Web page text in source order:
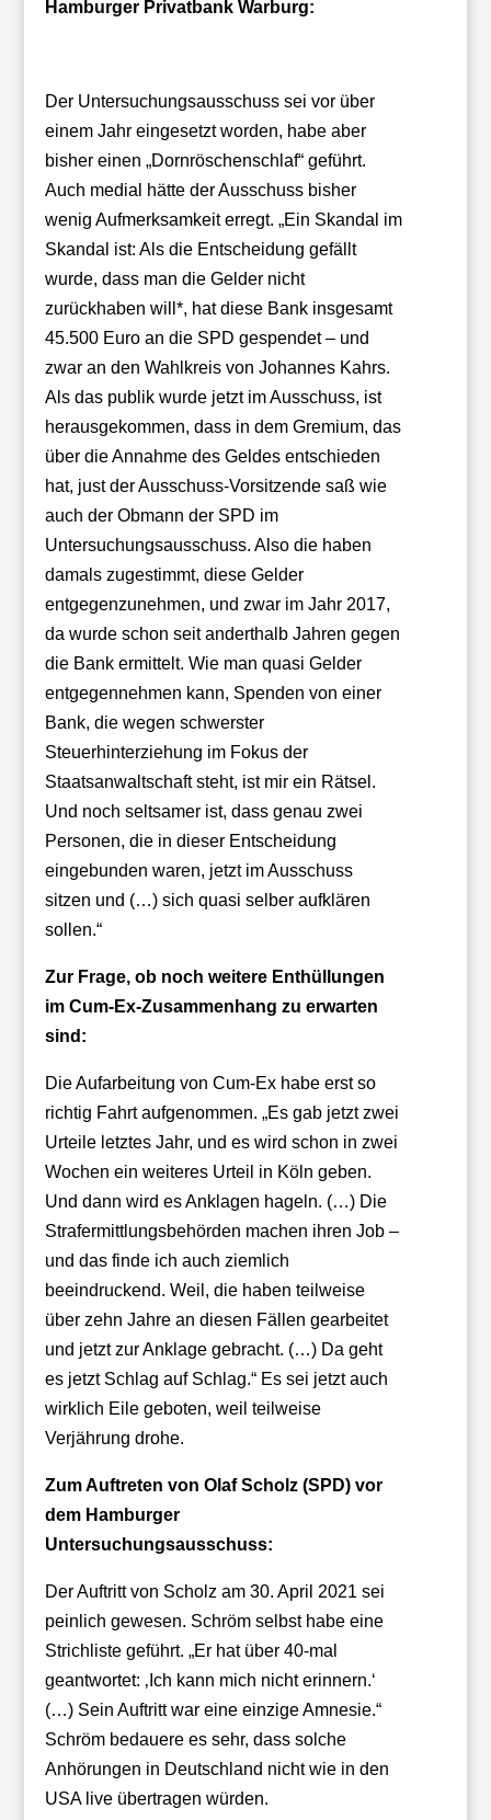
Hamburger Privatbank Warburg:
Der Untersuchungsausschuss sei vor über
einem Jahr eingesetzt worden, habe aber
bisher einen „Dornröschenschlaf“ geführt.
Auch medial hätte der Ausschuss bisher
wenig Aufmerksamkeit erregt. „Ein Skandal im
Skandal ist: Als die Entscheidung gefällt
wurde, dass man die Gelder nicht
zurückhaben will*, hat diese Bank insgesamt
45.500 Euro an die SPD gespendet – und
zwar an den Wahlkreis von Johannes Kahrs.
Als das publik wurde jetzt im Ausschuss, ist
herausgekommen, dass in dem Gremium, das
über die Annahme des Geldes entschieden
hat, just der Ausschuss-Vorsitzende saß wie
auch der Obmann der SPD im
Untersuchungsausschuss. Also die haben
damals zugestimmt, diese Gelder
entgegenzunehmen, und zwar im Jahr 2017,
da wurde schon seit anderthalb Jahren gegen
die Bank ermittelt. Wie man quasi Gelder
entgegennehmen kann, Spenden von einer
Bank, die wegen schwerster
Steuerhinterziehung im Fokus der
Staatsanwaltschaft steht, ist mir ein Rätsel.
Und noch seltsamer ist, dass genau zwei
Personen, die in dieser Entscheidung
eingebunden waren, jetzt im Ausschuss
sitzen und (…) sich quasi selber aufklären
sollen.“
Zur Frage, ob noch weitere Enthüllungen
im Cum-Ex-Zusammenhang zu erwarten
sind:
Die Aufarbeitung von Cum-Ex habe erst so
richtig Fahrt aufgenommen. „Es gab jetzt zwei
Urteile letztes Jahr, und es wird schon in zwei
Wochen ein weiteres Urteil in Köln geben.
Und dann wird es Anklagen hageln. (…) Die
Strafermittlungsbehörden machen ihren Job –
und das finde ich auch ziemlich
beeindruckend. Weil, die haben teilweise
über zehn Jahre an diesen Fällen gearbeitet
und jetzt zur Anklage gebracht. (…) Da geht
es jetzt Schlag auf Schlag.“ Es sei jetzt auch
wirklich Eile geboten, weil teilweise
Verjährung drohe.
Zum Auftreten von Olaf Scholz (SPD) vor
dem Hamburger
Untersuchungsausschuss:
Der Auftritt von Scholz am 30. April 2021 sei
peinlich gewesen. Schröm selbst habe eine
Strichliste geführt. „Er hat über 40-mal
geantwortet: ‚Ich kann mich nicht erinnern.‘
(…) Sein Auftritt war eine einzige Amnesie.“
Schröm bedauere es sehr, dass solche
Anhörungen in Deutschland nicht wie in den
USA live übertragen würden.